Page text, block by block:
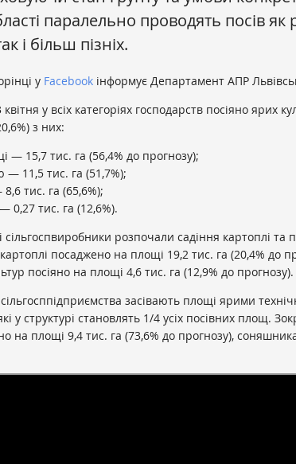
паралельно проводять посів як
і більш пізніх.
у Facebook інформує Департамент АПР
у всіх категоріях господарств посіяно ярих
з них:
— 15,7 тис. га (56,4% до прогнозу);
11,5 тис. га (51,7%);
8,6 тис. га (65,6%);
0,27 тис. га (12,6%).
сільгоспвиробники розпочали садіння картоплі та
посаджено на площі 19,2 тис. га (20,4% до
посіяно на площі 4,6 тис. га (12,9% до прогнозу).
засівають площі ярими
у структурі становлять 1/4 усіх посівних площ.
на площі 9,4 тис. га (73,6% до прогнозу),